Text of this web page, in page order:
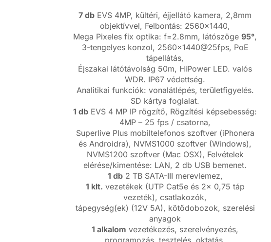
7 db EVS 4MP, kültéri, éjjellátó kamera, 2,8mm
objektívvel, Felbontás: 2560×1440,
Mega Pixeles fix optika: f=2.8mm, látószöge95°,
3-tengelyes konzol, 2560×1440@25fps, PoE
tápellátás,
Éjszakai látótávolság 50m, HiPower LED. valós
WDR. IP67 védettség.
Analitikai funkciók: vonalátlépés, területfigyelés.
SD kártya foglalat.
1 db EVS 4 MP IP rögzítő, Rögzítési képsebesség:
4MP – 25 fps / csatorna,
Superlive Plus mobiltelefonos szoftver (iPhonera
és Androidra), NVMS1000 szoftver (Windows),
NVMS1200 szoftver (Mac OSX), Felvételek
elérése/kimentése: LAN, 2 db USB bemenet.
1 db2 TB SATA-III merevlemez,
1 klt. vezetékek (UTP Cat5e és 2x 0,75 táp
vezeték), csatlakozók,
tápegység(ek) (12V 5A), kötődobozok, szerelési
anyagok
1 alkalom vezetékezés, szerelvényezés,